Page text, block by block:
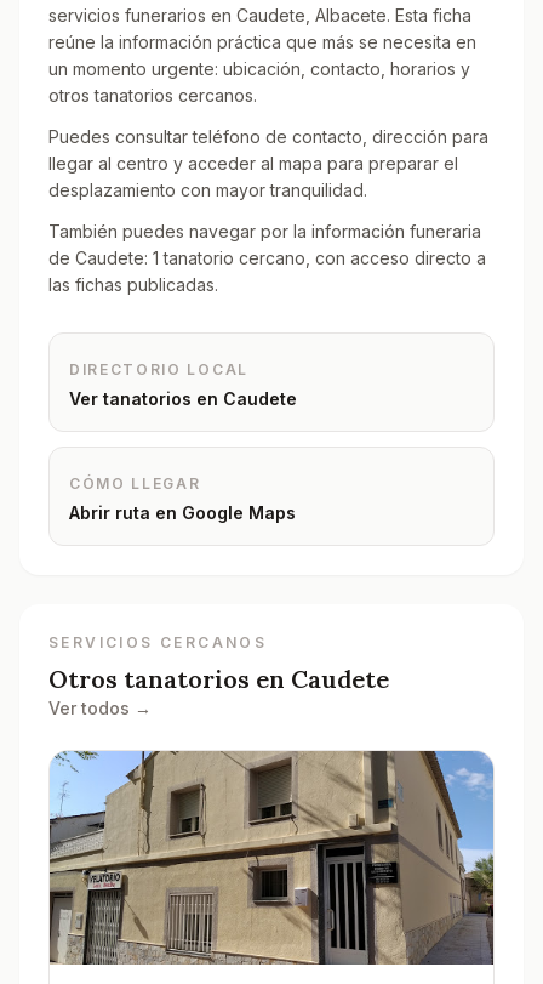
servicios funerarios en Caudete, Albacete. Esta ficha
reúne la información práctica que más se necesita en
un momento urgente: ubicación, contacto, horarios y
otros tanatorios cercanos.
Puedes consultar teléfono de contacto, dirección para
llegar al centro y acceder al mapa para preparar el
desplazamiento con mayor tranquilidad.
También puedes navegar por la información funeraria
de Caudete: 1 tanatorio cercano, con acceso directo a
las fichas publicadas.
DIRECTORIO LOCAL
Ver tanatorios en Caudete
CÓMO LLEGAR
Abrir ruta en Google Maps
SERVICIOS CERCANOS
Otros tanatorios en Caudete
Ver todos →